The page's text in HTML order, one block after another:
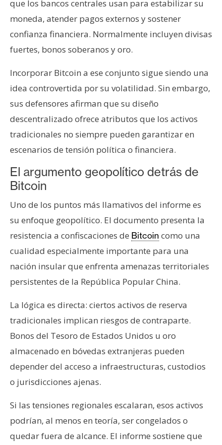
que los bancos centrales usan para estabilizar su
moneda, atender pagos externos y sostener
confianza financiera. Normalmente incluyen divisas
fuertes, bonos soberanos y oro.
Incorporar Bitcoin a ese conjunto sigue siendo una
idea controvertida por su volatilidad. Sin embargo,
sus defensores afirman que su diseño
descentralizado ofrece atributos que los activos
tradicionales no siempre pueden garantizar en
escenarios de tensión política o financiera.
El argumento geopolítico detrás de
Bitcoin
Uno de los puntos más llamativos del informe es
su enfoque geopolítico. El documento presenta la
resistencia a confiscaciones de Bitcoin como una
cualidad especialmente importante para una
nación insular que enfrenta amenazas territoriales
persistentes de la República Popular China.
La lógica es directa: ciertos activos de reserva
tradicionales implican riesgos de contraparte.
Bonos del Tesoro de Estados Unidos u oro
almacenado en bóvedas extranjeras pueden
depender del acceso a infraestructuras, custodios
o jurisdicciones ajenas.
Si las tensiones regionales escalaran, esos activos
podrían, al menos en teoría, ser congelados o
quedar fuera de alcance. El informe sostiene que